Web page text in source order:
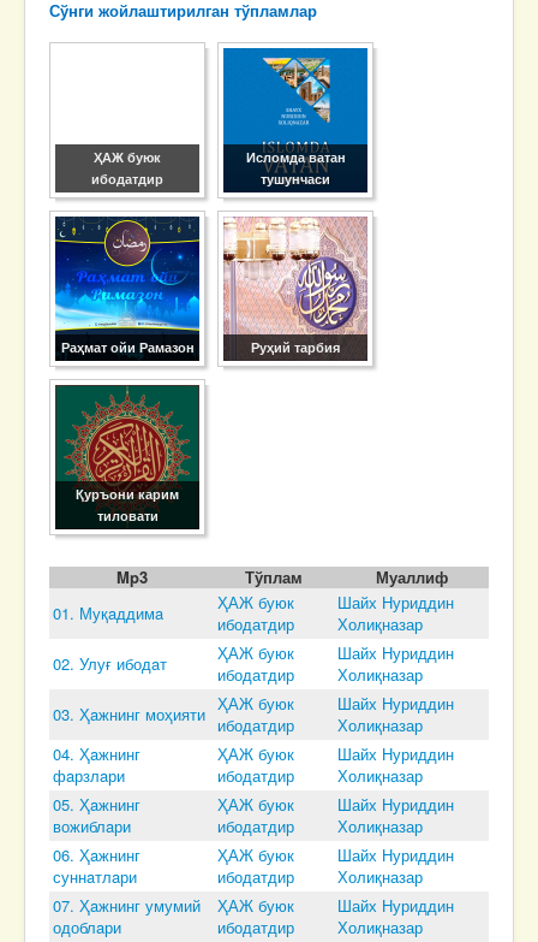
Сўнги жойлаштирилган тўпламлар
ҲАЖ буюк
ибодатдир
Исломда ватан
тушунчаси
Раҳмат ойи Рамазон Руҳий тарбия
Қуръони карим
тиловати
Mp3 Тўплам
Муаллиф
01. Муқaддимa
ҲАЖ буюк
ибодатдир
Шайх Нуриддин
Холиқназар
02. Улуғ ибодaт
ҲАЖ буюк
ибодатдир
Шайх Нуриддин
Холиқназар
03. Ҳaжнинг моҳияти ҲАЖ буюк
ибодатдир
Шайх Нуриддин
Холиқназар
04. Ҳaжнинг
фaрзлaри
ҲАЖ буюк
ибодатдир
Шайх Нуриддин
Холиқназар
05. Ҳaжнинг
вожиблaри
ҲАЖ буюк
ибодатдир
Шайх Нуриддин
Холиқназар
06. Ҳaжнинг
суннaтлaри
ҲАЖ буюк
ибодатдир
Шайх Нуриддин
Холиқназар
07. Ҳaжнинг умумий
одоблaри
ҲАЖ буюк
ибодатдир
Шайх Нуриддин
Холиқназар